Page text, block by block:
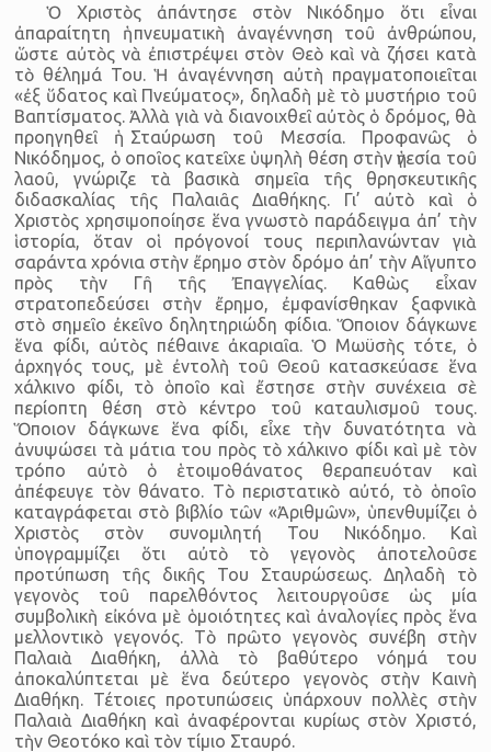
Ὁ Χριστὸς ἀπάντησε στὸν Νικόδημο ὅτι εἶναι
ἀπαραίτητη ἡ πνευματικὴ ἀναγέννηση τοῦ ἀνθρώπου,
ὥστε αὐτὸς νὰ ἐπιστρέψει στὸν Θεὸ καὶ νὰ ζήσει κατὰ
τὸ θέλημά Του. Ἡ ἀναγέννηση αὐτὴ πραγματοποιεῖται
«ἐξ ὕδατος καὶ Πνεύματος», δηλαδὴ μὲ τὸ μυστήριο τοῦ
Βαπτίσματος. Ἀλλὰ γιὰ νὰ διανοιχθεῖ αὐτὸς ὁ δρόμος, θὰ
προηγηθεῖ ἡ Σταύρωση τοῦ Μεσσία. Προφανῶς ὁ
Νικόδημος, ὁ οποῖος κατεῖχε ὑψηλὴ θέση στὴν ἡγεσία τοῦ
λαοῦ, γνώριζε τὰ βασικὰ σημεῖα τῆς θρησκευτικῆς
διδασκαλίας τῆς Παλαιᾶς Διαθήκης. Γι’ αὐτὸ καὶ ὁ
Χριστὸς χρησιμοποίησε ἕνα γνωστὸ παράδειγμα ἀπ’ τὴν
ἱστορία, ὅταν οἱ πρόγονοί τους περιπλανώνταν γιὰ
σαράντα χρόνια στὴν ἔρημο στὸν δρόμο ἀπ’ τὴν Αἴγυπτο
πρὸς τὴν Γῆ τῆς Ἐπαγγελίας. Καθὼς εἶχαν
στρατοπεδεύσει στὴν ἔρημο, ἐμφανίσθηκαν ξαφνικὰ
στὸ σημεῖο ἐκεῖνο δηλητηριώδη φίδια. Ὅποιον δάγκωνε
ἕνα φίδι, αὐτὸς πέθαινε ἀκαριαῖα. Ὁ Μωϋσὴς τότε, ὁ
ἀρχηγός τους, μὲ ἐντολὴ τοῦ Θεοῦ κατασκεύασε ἕνα
χάλκινο φίδι, τὸ ὁποῖο καὶ ἔστησε στὴν συνέχεια σὲ
περίοπτη θέση στὸ κέντρο τοῦ καταυλισμοῦ τους.
Ὅποιον δάγκωνε ἕνα φίδι, εἶχε τὴν δυνατότητα νὰ
ἀνυψώσει τὰ μάτια του πρὸς τὸ χάλκινο φίδι καὶ μὲ τὸν
τρόπο αὐτὸ ὁ ἑτοιμοθάνατος θεραπευόταν καὶ
ἀπέφευγε τὸν θάνατο. Τὸ περιστατικὸ αὐτό, τὸ ὁποῖο
καταγράφεται στὸ βιβλίο τῶν «Ἀριθμῶν», ὑπενθυμίζει ὁ
Χριστὸς στὸν συνομιλητή Του Νικόδημο. Καὶ
ὑπογραμμίζει ὅτι αὐτὸ τὸ γεγονὸς ἀποτελοῦσε
προτύπωση τῆς δικῆς Του Σταυρώσεως. Δηλαδὴ τὸ
γεγονὸς τοῦ παρελθόντος λειτουργοῦσε ὡς μία
συμβολικὴ εἰκόνα μὲ ὁμοιότητες καὶ ἀναλογίες πρὸς ἕνα
μελλοντικὸ γεγονός. Τὸ πρῶτο γεγονὸς συνέβη στὴν
Παλαιὰ Διαθήκη, ἀλλὰ τὸ βαθύτερο νόημά του
ἀποκαλύπτεται μὲ ἕνα δεύτερο γεγονὸς στὴν Καινὴ
Διαθήκη. Τέτοιες προτυπώσεις ὑπάρχουν πολλὲς στὴν
Παλαιὰ Διαθήκη καὶ ἀναφέρονται κυρίως στὸν Χριστό,
τὴν Θεοτόκο καὶ τὸν τίμιο Σταυρό.